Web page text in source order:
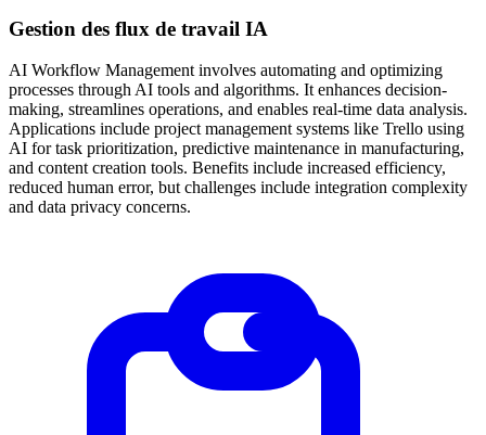
Gestion des flux de travail IA
AI Workflow Management involves automating and optimizing
processes through AI tools and algorithms. It enhances decision-
making, streamlines operations, and enables real-time data analysis.
Applications include project management systems like Trello using
AI for task prioritization, predictive maintenance in manufacturing,
and content creation tools. Benefits include increased efficiency,
reduced human error, but challenges include integration complexity
and data privacy concerns.